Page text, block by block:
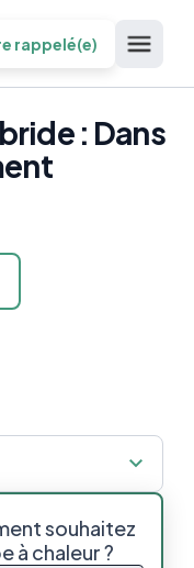
rappelé(e)
: Dans
souhaitez
à chaleur ?